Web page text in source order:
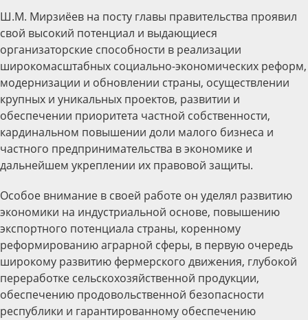
Ш.М. Мирзиёев на посту главы правительства проявил
свой высокий потенциал и выдающиеся
организаторские способности в реализации
широкомасштабных социально-экономических реформ,
модернизации и обновлении страны, осуществлении
крупных и уникальных проектов, развитии и
обеспечении приоритета частной собственности,
кардинальном повышении доли малого бизнеса и
частного предпринимательства в экономике и
дальнейшем укреплении их правовой защиты.
Особое внимание в своей работе он уделял развитию
экономики на индустриальной основе, повышению
экспортного потенциала страны, коренному
реформированию аграрной сферы, в первую очередь
широкому развитию фермерского движения, глубокой
переработке сельскохозяйственной продукции,
обеспечению продовольственной безопасности
республики и гарантированному обеспечению